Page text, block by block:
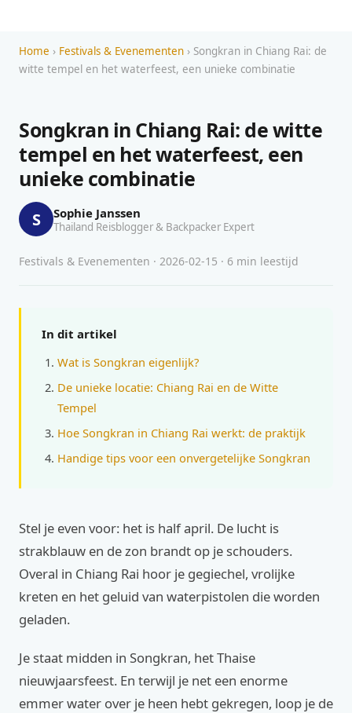
Home › Festivals & Evenementen › Songkran in Chiang Rai: de
witte tempel en het waterfeest, een unieke combinatie
Songkran in Chiang Rai: de witte
tempel en het waterfeest, een
unieke combinatie
S Sophie Janssen
Thailand Reisblogger & Backpacker Expert
Festivals & Evenementen · 2026-02-15 · 6 min leestijd
In dit artikel
Wat is Songkran eigenlijk?
De unieke locatie: Chiang Rai en de Witte
Tempel
Hoe Songkran in Chiang Rai werkt: de praktijk
Handige tips voor een onvergetelijke Songkran
Stel je even voor: het is half april. De lucht is
strakblauw en de zon brandt op je schouders.
Overal in Chiang Rai hoor je gegiechel, vrolijke
kreten en het geluid van waterpistolen die worden
geladen.
Je staat midden in Songkran, het Thaise
nieuwjaarsfeest. En terwijl je net een enorme
emmer water over je heen hebt gekregen, loop je de